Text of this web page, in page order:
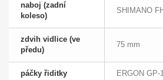
naboj (zadní
koleso)
SHIMANO
zdvih vidlice (ve
předu)
75 mm
páčky řiditky ERGON GP-